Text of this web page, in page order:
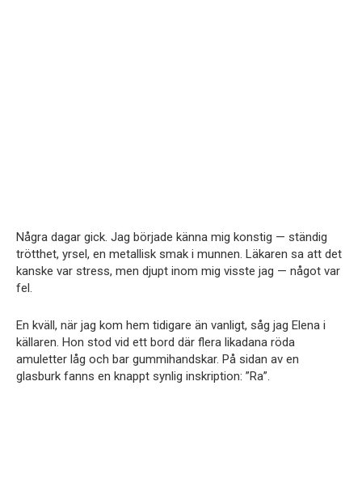
Några dagar gick. Jag började känna mig konstig — ständig
trötthet, yrsel, en metallisk smak i munnen. Läkaren sa att det
kanske var stress, men djupt inom mig visste jag — något var
fel.
En kväll, när jag kom hem tidigare än vanligt, såg jag Elena i
källaren. Hon stod vid ett bord där flera likadana röda
amuletter låg och bar gummihandskar. På sidan av en
glasburk fanns en knappt synlig inskription: ”Ra”.